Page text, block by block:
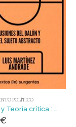
POLÍTICO
€